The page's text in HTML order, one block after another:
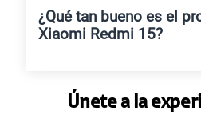
¿Qué tan bueno es el
Xiaomi Redmi 15?
Únete a la